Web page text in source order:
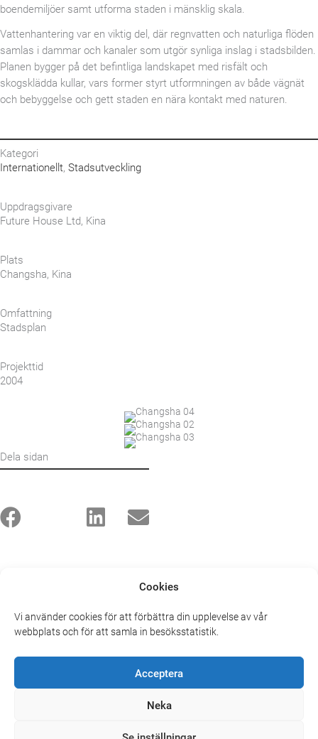
Cookies
Vi använder cookies för att förbättra din upplevelse av vår
webbplats och för att samla in besöksstatistik.
Acceptera
Neka
boendemiljöer samt utforma staden i mänsklig skala.
Vattenhantering var en viktig del, där regnvatten och naturliga flöden
samlas i dammar och kanaler som utgör synliga inslag i stadsbilden.
Planen bygger på det befintliga landskapet med risfält och
skogsklädda kullar, vars former styrt utformningen av både vägnät
och bebyggelse och gett staden en nära kontakt med naturen.
Kategori
Internationellt, Stadsutveckling
Uppdragsgivare
Future House Ltd, Kina
Plats
Changsha, Kina
Omfattning
Stadsplan
Projekttid
2004
Dela sidan
Barnängens Herrgård, Tegelviksgatan 54
SE-116 41 Stockholm, Sweden
mail@ahlqvist-almqvist.se